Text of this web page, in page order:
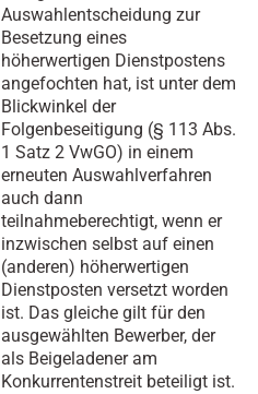
Auswahlentscheidung zur
Besetzung eines
höherwertigen Dienstpostens
angefochten hat, ist unter dem
Blickwinkel der
Folgenbeseitigung (§ 113 Abs.
1 Satz 2 VwGO) in einem
erneuten Auswahlverfahren
auch dann
teilnahmeberechtigt, wenn er
inzwischen selbst auf einen
(anderen) höherwertigen
Dienstposten versetzt worden
ist. Das gleiche gilt für den
ausgewählten Bewerber, der
als Beigeladener am
Konkurrentenstreit beteiligt ist.